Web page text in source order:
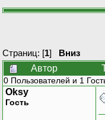
Страниц: [1] Вниз
Автор
0 Пользователей и 1
Oksy
Гость